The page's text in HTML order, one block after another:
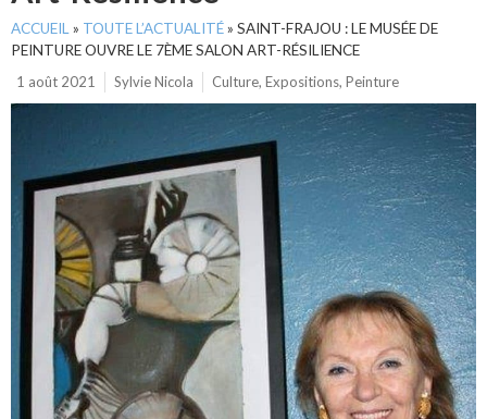
ACCUEIL » TOUTE L’ACTUALITÉ» SAINT-FRAJOU : LE MUSÉE DE
PEINTURE OUVRE LE 7ÈME SALON ART-RÉSILIENCE
1 août 2021
Sylvie Nicola Culture, Expositions, Peinture